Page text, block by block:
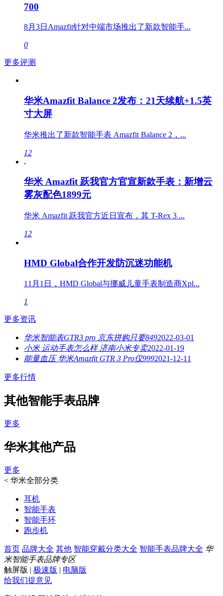
700
8月3日Amazfit针对中端市场推出了新款智能手...
0
更多评测
华米Amazfit Balance 2发布：21天续航+1.5英
寸大屏
华米推出了新款智能手表 Amazfit Balance 2，...
12
华米 Amazfit 跃我官方官宣新款手表：新增云
雾灰配色1899元
华米 Amazfit 跃我官方近日宣布，其 T-Rex 3 ...
12
HMD Global合作开发防沉迷功能机
11月1日，HMD Global与挪威儿童手表制造商Xpl...
1
更多资讯
华米智能表GTR3 pro 京东拼购只要8492022-03-01
小米 运动手表怎么样 济南小米专卖2022-01-19
能量血压 华米Amazfit GTR 3 Pro仅9992021-12-11
更多行情
其他智能手表品牌
更多
华米其他产品
更多
< 华米全部分类
耳机
智能手表
智能手环
跑步机
首页 品牌大全 其他 智能穿戴分类大全 智能手表品牌大全 华
米智能手表品牌专区
触屏版 | 极速版 | 电脑版
给我们提意见